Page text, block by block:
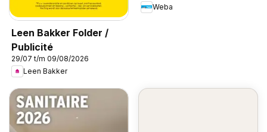
Leen Bakker Folder /
Publicité
29/07 t/m 09/08/2026
Leen Bakker
Weba